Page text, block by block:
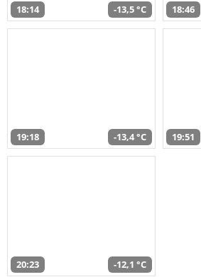
18:14 -13,5 °C 18:46
19:18 -13,4 °C 19:51
20:23 -12,1 °C